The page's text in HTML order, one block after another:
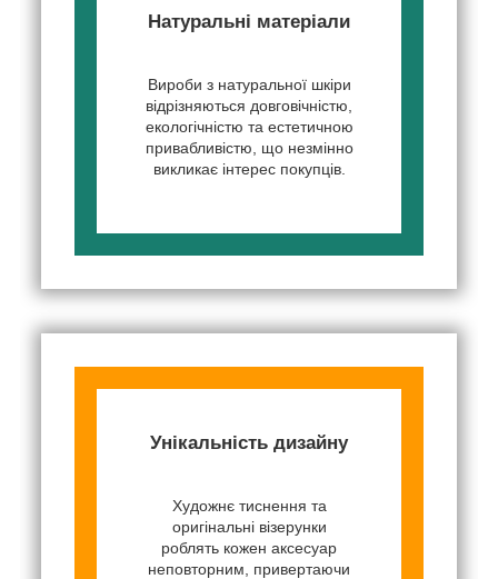
Натуральні матеріали
Вироби з натуральної шкіри
відрізняються довговічністю,
екологічністю та естетичною
привабливістю, що незмінно
викликає інтерес покупців.
Унікальність дизайну
Художнє тиснення та
оригінальні візерунки
роблять кожен аксесуар
неповторним, привертаючи